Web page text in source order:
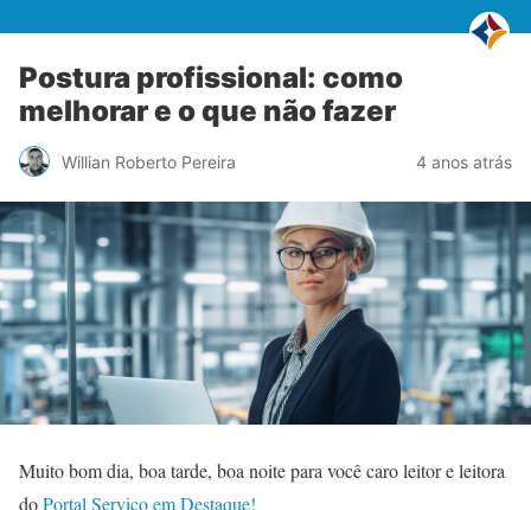
Postura profissional: como
melhorar e o que não fazer
Willian Roberto Pereira 4 anos atrás
Muito bom dia, boa tarde, boa noite para você caro leitor e leitora
doPortal Serviço em Destaque!